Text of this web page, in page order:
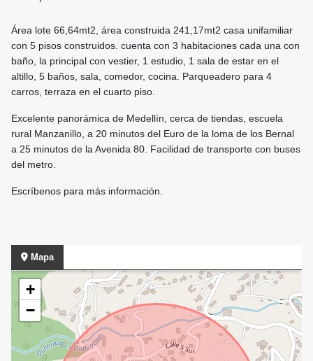
Área lote 66,64mt2, área construida 241,17mt2 casa unifamiliar
con 5 pisos construidos. cuenta con 3 habitaciones cada una con
baño, la principal con vestier, 1 estudio, 1 sala de estar en el
altillo, 5 baños, sala, comedor, cocina. Parqueadero para 4
carros, terraza en el cuarto piso.
Excelente panorámica de Medellín, cerca de tiendas, escuela
rural Manzanillo, a 20 minutos del Euro de la loma de los Bernal
a 25 minutos de la Avenida 80. Facilidad de transporte con buses
del metro.
Escríbenos para más información.
Mapa
+
−